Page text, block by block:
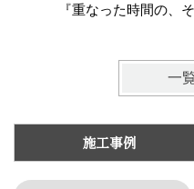
『重なった時間の、
一
施工事例